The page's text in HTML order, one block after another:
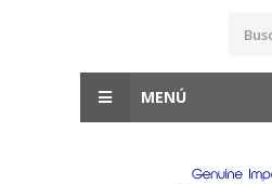
MENÚ